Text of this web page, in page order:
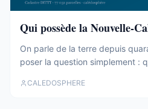
Qui possède la Nouvelle-
On parle de la terre depuis
poser la question simplement :
agrégé ses 77 031 parcelles.
CALEDOSPHERE